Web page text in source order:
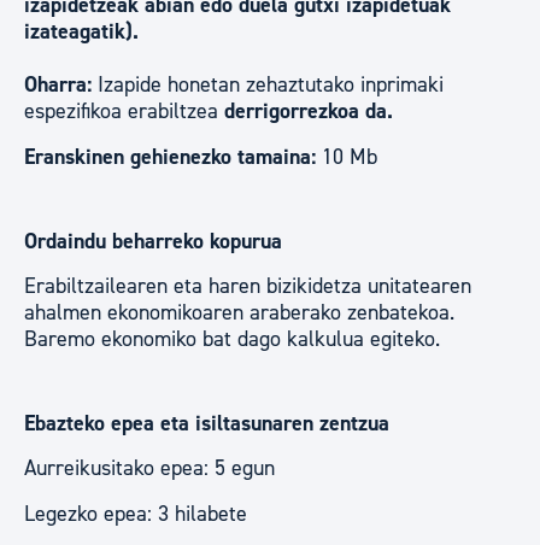
izapidetzeak abian edo duela gutxi izapidetuak
izateagatik).
Oharra: Izapide honetan zehaztutako inprimaki
espezifikoa erabiltzea derrigorrezkoa da.
Eranskinen gehienezko tamaina: 10 Mb
Ordaindu beharreko kopurua
Erabiltzailearen eta haren bizikidetza unitatearen
ahalmen ekonomikoaren araberako zenbatekoa.
Baremo ekonomiko bat dago kalkulua egiteko.
Ebazteko epea eta isiltasunaren zentzua
Aurreikusitako epea: 5 egun
Legezko epea: 3 hilabete